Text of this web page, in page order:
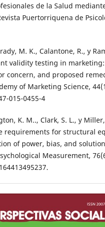
de la Salud
Puertorriquena de
M. K., Calantone, R., y
validity testing in
concern, and proposed
of Marketing Science,
015-0455-4
K. M.., Clark, S. L., y
requirements for structural
of power, bias, and
Measurement,